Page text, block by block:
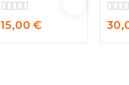
0
out
of
15,00€
0
out
of